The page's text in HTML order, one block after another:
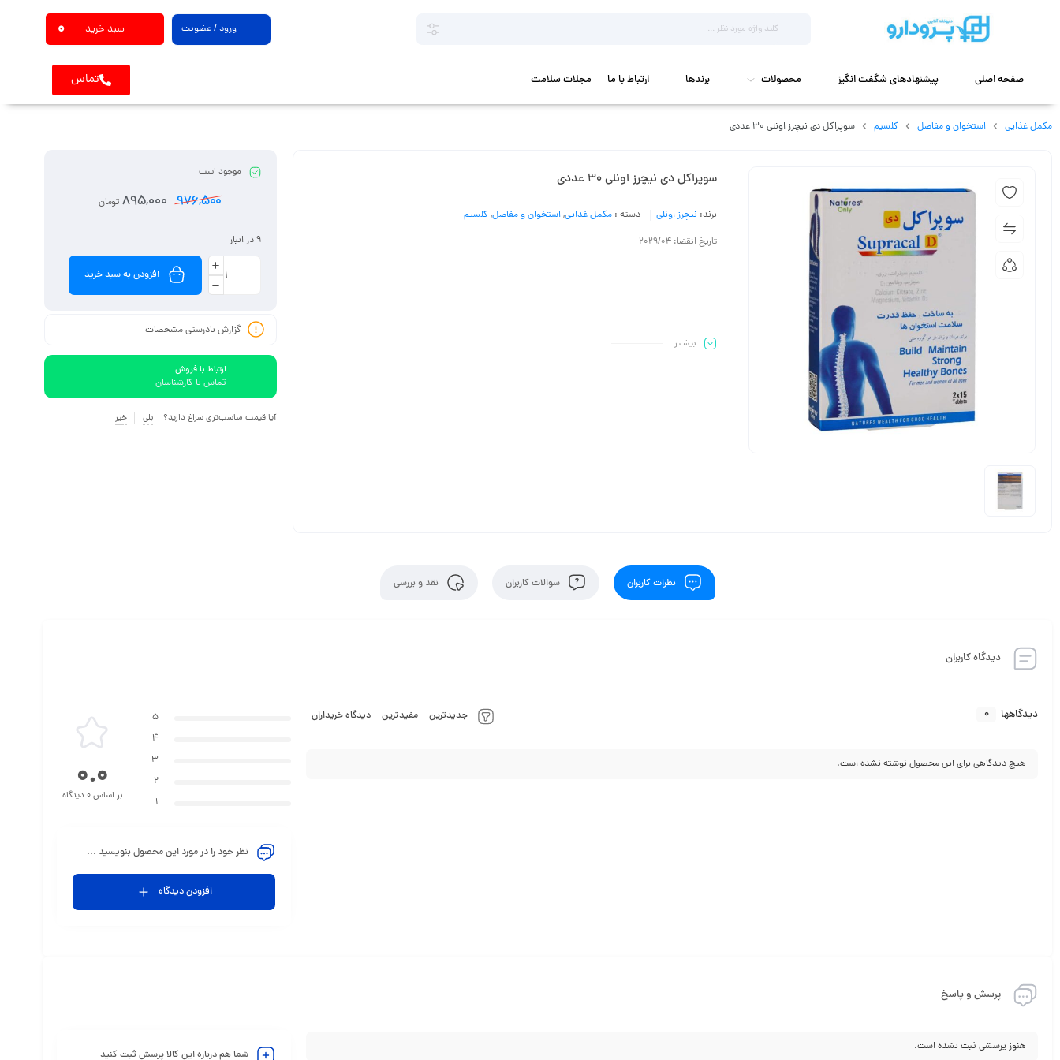
ورود / عضویت سبد خرید 0
صفحه اصلی پیشنهادهای شگفت انگیز محصولات برندها ارتباط با ما مجلات سلامت تماس
مکمل غذایی استخوان و مفاصل کلسیم سوپراکل دی نیچرز اونلی 30 عددی
سوپراکل دی نیچرز اونلی 30 عددی
برند: نیچرز اونلی دسته : مکمل غذایی,استخوان و مفاصل,کلسیم
تاریخ انقضا: 2029/04
بیشـتر
موجود است
976,500
895,000 تومان
9 در انبار
افزودن به سبد خرید
گزارش نادرستی مشخصات
ارتباط با فروش
تماس با کارشناسان
آیا قیمت مناسب‌تری سراغ دارید؟ بلی خیر
نظرات کاربران سوالات کاربران نقد و بررسی
دیدگاه کاربران
دیدگاهها 0 جدیدترین مفیدترین دیدگاه خریداران
هیچ دیدگاهی برای این محصول نوشته نشده است.
5
4
3
2
1
0.0
بر اساس 0 دیدگاه
نظر خود را در مورد این محصول بنویسید ...
افزودن دیدگاه
پرسش و پاسخ
هنوز پرسشی ثبت نشده است.
شما هم درباره این کالا پرسش ثبت کنید